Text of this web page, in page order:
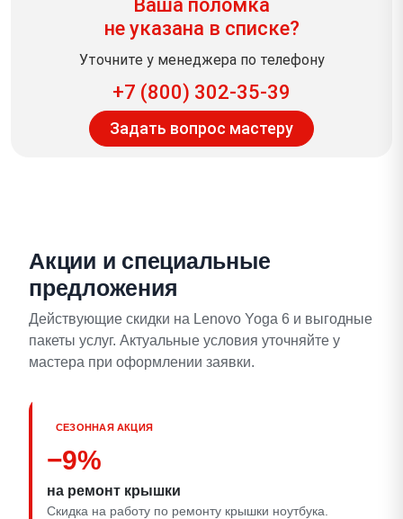
Ваша поломка
не указана в списке?
Уточните у менеджера по телефону
+7 (800) 302-35-39
Задать вопрос мастеру
Акции и специальные
предложения
Действующие скидки на Lenovo Yoga 6 и выгодные
пакеты услуг. Актуальные условия уточняйте у
мастера при оформлении заявки.
СЕЗОННАЯ АКЦИЯ
−9%
на ремонт крышки
Скидка на работу по ремонту крышки ноутбука.